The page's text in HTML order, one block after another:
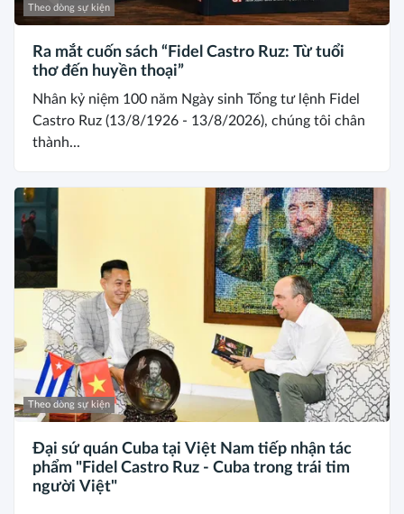
Theo dòng sự kiện
Ra mắt cuốn sách “Fidel Castro Ruz: Từ tuổi
thơ đến huyền thoại”
Nhân kỷ niệm 100 năm Ngày sinh Tổng tư lệnh Fidel
Castro Ruz (13/8/1926 - 13/8/2026), chúng tôi chân
thành...
Theo dòng sự kiện
Đại sứ quán Cuba tại Việt Nam tiếp nhận tác
phẩm "Fidel Castro Ruz - Cuba trong trái tim
người Việt"